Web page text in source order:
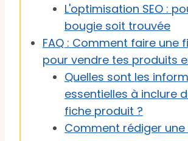
L'optimisation SEO :
bougie soit trouvée
FAQ : Comment faire une
pour vendre tes produits
Quelles sont les
essentielles à inclure
fiche produit ?
Comment rédiger